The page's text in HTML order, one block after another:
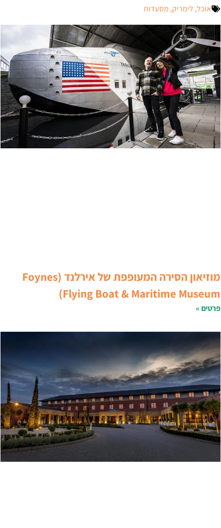
אוכל, לימריק, מסעדות
מוזיאון הסירה המעופפת של אירלנד (Foynes
Flying Boat & Maritime Museum)
פרטים »